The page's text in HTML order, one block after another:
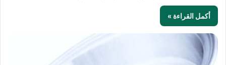
أكمل القراءة »